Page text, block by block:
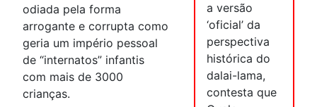
a versão
‘oficial’ da
perspectiva
histórica do
dalai-lama,
contesta que
odiada pela forma
arrogante e corrupta como
geria um império pessoal
de “internatos” infantis
com mais de 3000
crianças.